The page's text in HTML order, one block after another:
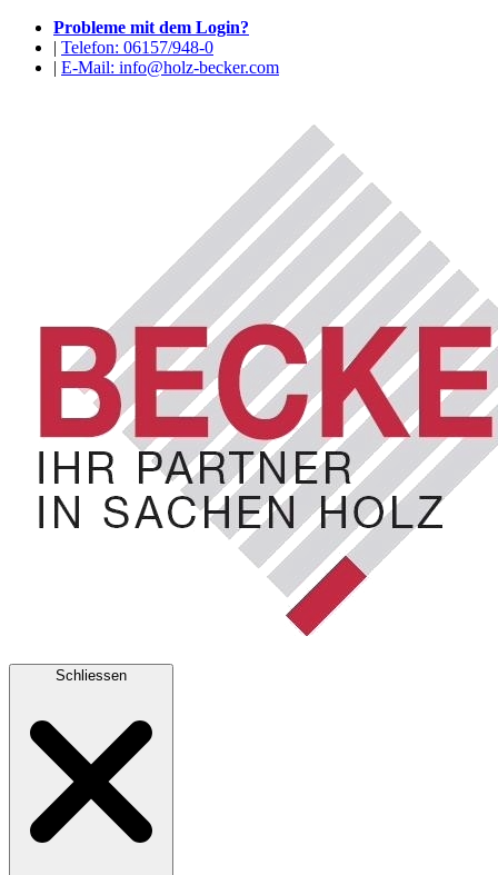
Probleme mit dem Login?
| Telefon: 06157/948-0
| E-Mail: info@holz-becker.com
Schliessen